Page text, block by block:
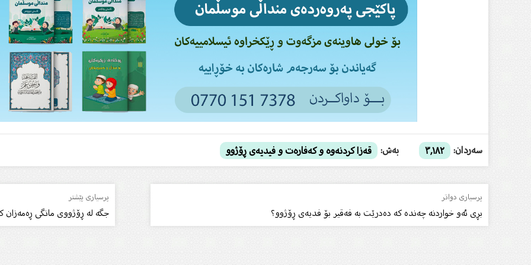
سەردان: ٣,١٨٢ بەش: قەزا کردنەوە و کەفارەت و فیدیەى ڕۆژوو
پرسیاری دواتر
بڕی ئەو خواردنە چەندە كە دەدرێت بە فەقیر بۆ فدیەی ڕۆژوو؟
پرسیاری پێشتر
جگە لە ڕۆژووى مانگى